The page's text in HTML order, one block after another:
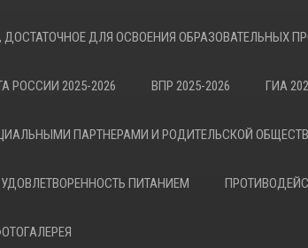
ДЛЯ ОСВОЕНИЯ ОБРАЗОВАТЕЛЬНЫХ
РОССИИ 2025-2026 ВПР 2025-2026 ГИА
ПАРТНЕРАМИ И РОДИТЕЛЬСКОЙ
УДОВЛЕТВОРЕННОСТЬ ПИТАНИЕМ